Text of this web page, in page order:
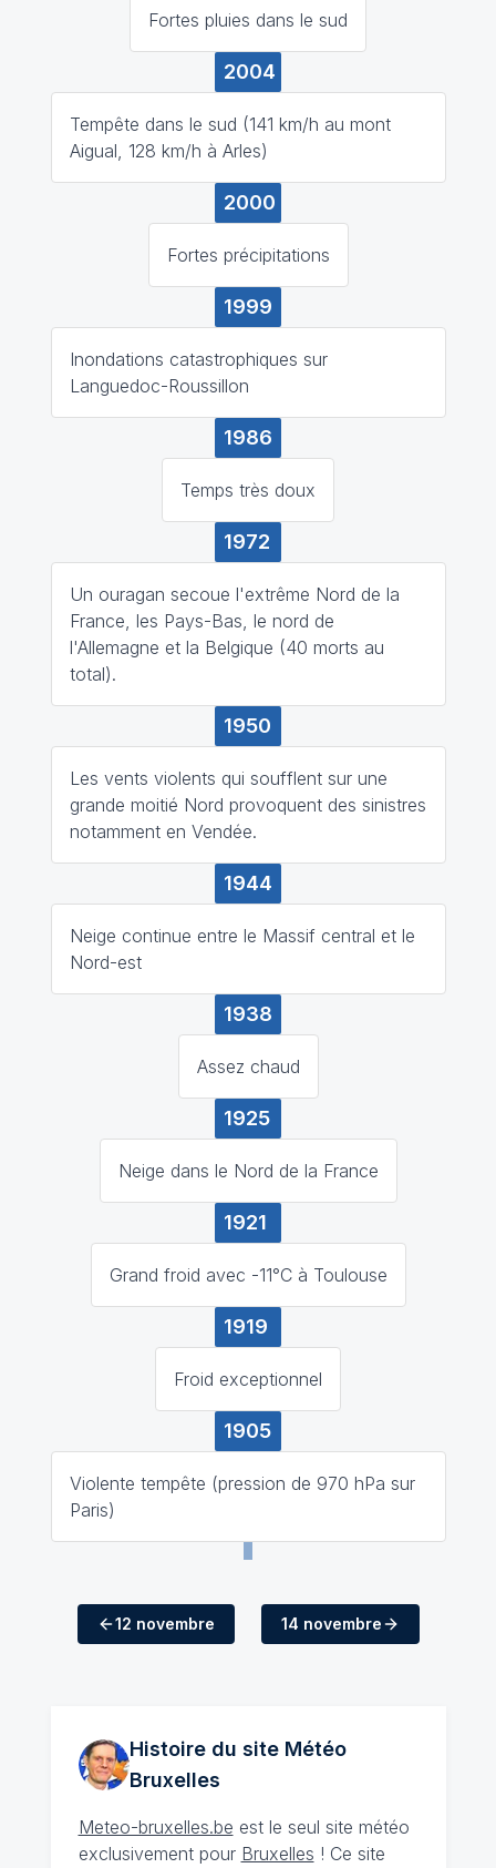
Fortes pluies dans le sud
2004
Tempête dans le sud (141 km/h au mont
Aigual, 128 km/h à Arles)
2000
Fortes précipitations
1999
Inondations catastrophiques sur
Languedoc-Roussillon
1986
Temps très doux
1972
Un ouragan secoue l'extrême Nord de la
France, les Pays-Bas, le nord de
l'Allemagne et la Belgique (40 morts au
total).
1950
Les vents violents qui soufflent sur une
grande moitié Nord provoquent des sinistres
notamment en Vendée.
1944
Neige continue entre le Massif central et le
Nord-est
1938
Assez chaud
1925
Neige dans le Nord de la France
1921
Grand froid avec -11°C à Toulouse
1919
Froid exceptionnel
1905
Violente tempête (pression de 970 hPa sur
Paris)
12 novembre 14 novembre
Histoire du site Météo
Bruxelles
Meteo-bruxelles.be est le seul site météo
exclusivement pour Bruxelles ! Ce site